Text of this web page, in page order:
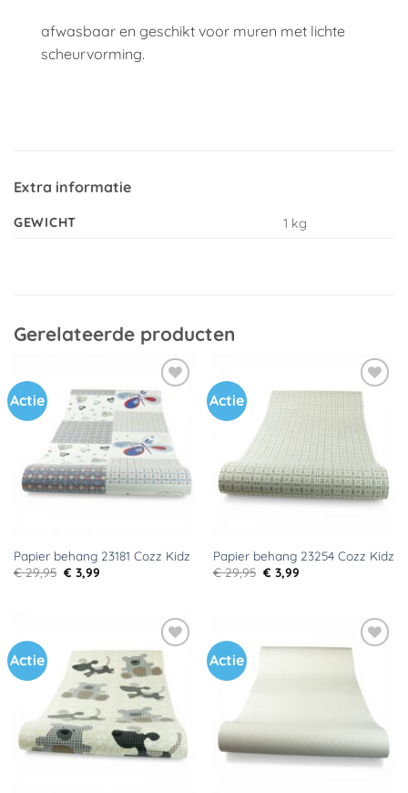
afwasbaar en geschikt voor muren met lichte
scheurvorming.
Extra informatie
GEWICHT 1 kg
Gerelateerde producten
Actie
Toevoegen
aan
verlanglijst
Papier behang 23181 Cozz Kidz
€29,95 Oorspronkelijke
prijs
€ 3,99Huidige
Actie
Toevoegen
aan
verlanglijst
Papier behang 23254 Cozz Kidz
€29,95 Oorspronkelijke
prijs
€ 3,99Huidige
Actie
Toevoegen
aan
verlanglijst
Actie
aan
verlanglijst